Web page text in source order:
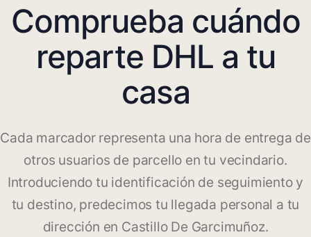
Comprueba cuándo
reparte DHL a tu
casa
Cada marcador representa una hora de entrega de
otros usuarios de parcello en tu vecindario.
Introduciendo tu identificación de seguimiento y
tu destino, predecimos tu llegada personal a tu
dirección en Castillo De Garcimuñoz.